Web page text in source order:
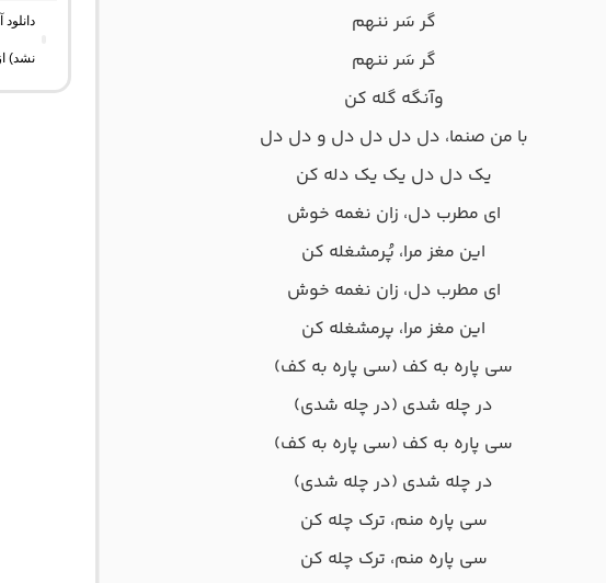
گر سَر ننهم
گر سَر ننهم
وآنگه گله کن
با من صنما، دل دل دل دل و دل دل
یک دل دل یک یک دله کن
ای مطرب دل، زان نغمه خوش
این مغز مرا، پُرمشغله کن
ای مطرب دل، زان نغمه خوش
این مغز مرا، پرمشغله کن
سی پاره به کف (سی پاره به کف)
در چله شدی (در چله شدی)
سی پاره به کف (سی پاره به کف)
در چله شدی (در چله شدی)
سی پاره منم، ترک چله کن
سی پاره منم، ترک چله کن
نشد)